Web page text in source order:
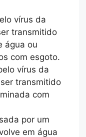
vírus da
transmitido
água ou
com esgoto.
vírus da
transmitido
com
por um
em água